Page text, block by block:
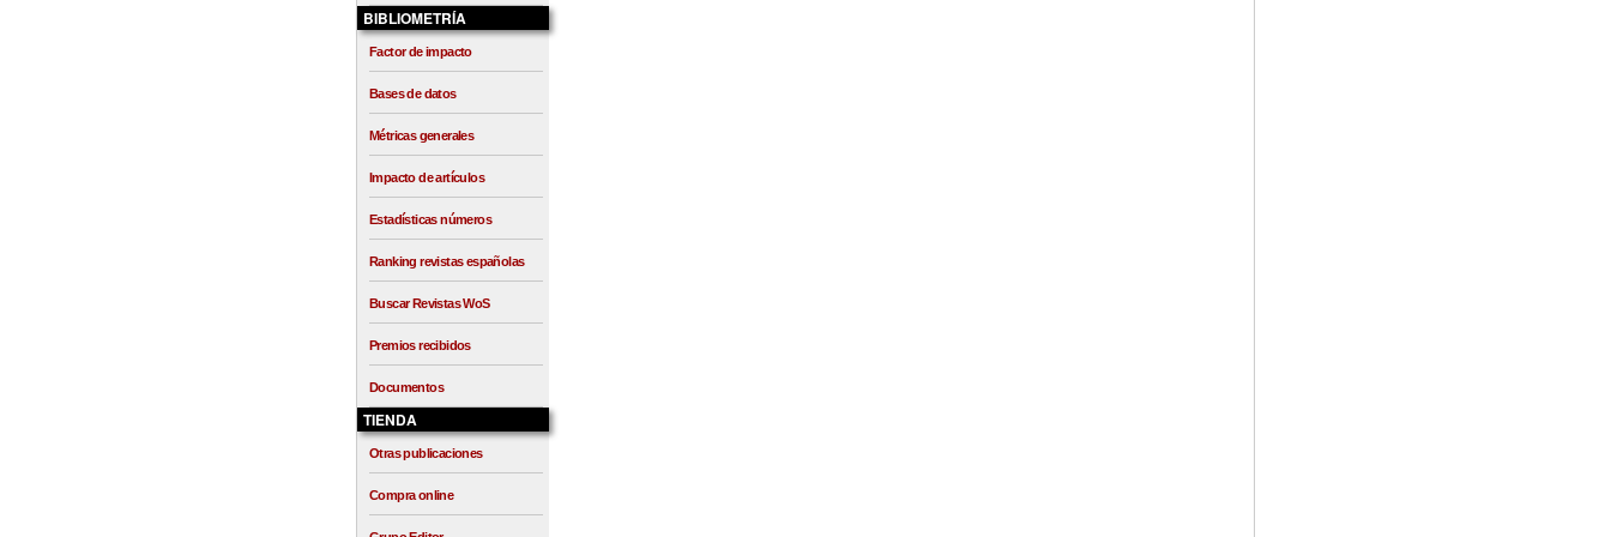
BIBLIOMETRÍA
Factor de impacto
Bases de datos
Métricas generales
Impacto de artículos
Estadísticas números
Ranking revistas españolas
Buscar Revistas WoS
Premios recibidos
Documentos
TIENDA
Otras publicaciones
Compra online